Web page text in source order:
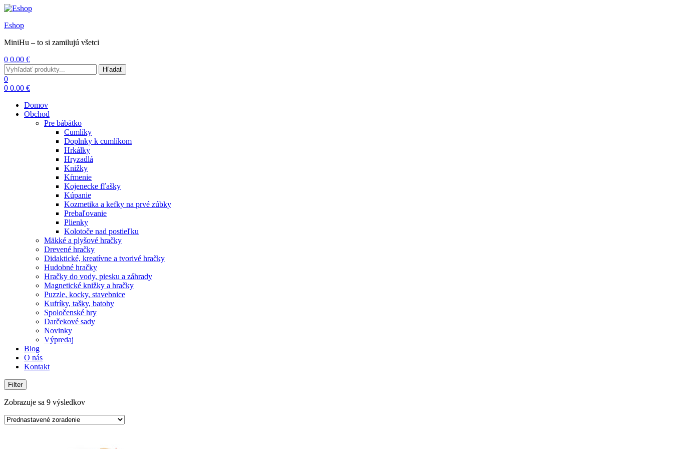
Eshop
MiniHu – to si zamilujú všetci
0 0.00 €
Menu
Search
for:
Hľadať
0
0 0.00 €
Domov
Obchod
Pre bábätko
Cumlíky
Doplnky k cumlíkom
Hrkálky
Hryzadlá
Knižky
Kŕmenie
Kojenecke fľašky
Kúpanie
Kozmetika a kefky na prvé zúbky
Prebaľovanie
Plienky
Kolotoče nad postieľku
Mäkké a plyšové hračky
Drevené hračky
Didaktické, kreatívne a tvorivé hračky
Hudobné hračky
Hračky do vody, piesku a záhrady
Magnetické knižky a hračky
Puzzle, kocky, stavebnice
Kufríky, tašky, batohy
Spoločenské hry
Darčekové sady
Novinky
Výpredaj
Blog
O nás
Kontakt
Filter
Zobrazuje sa 9 výsledkov